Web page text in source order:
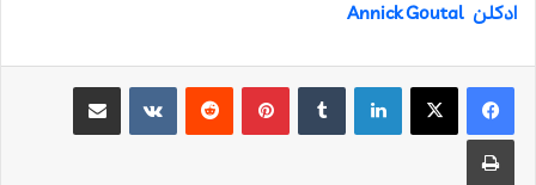
ادکلن Annick Goutal
لینکدین ‫تامبلر ‫پین‌ترست‫رددیت ‫VKontakteاشتراک گذاری از طریق ایمیل
چاپ